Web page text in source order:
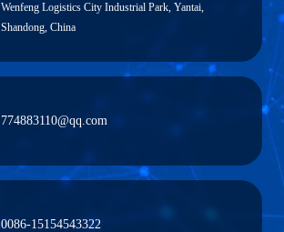
Wenfeng Logistics City Industrial Park, Yantai,
Shandong, China
774883110@qq.com
0086-15154543322